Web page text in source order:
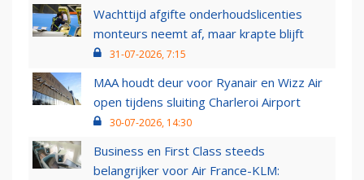
Wachttijd afgifte onderhoudslicenties
monteurs neemt af, maar krapte blijft
31-07-2026, 7:15
MAA houdt deur voor Ryanair en Wizz Air
open tijdens sluiting Charleroi Airport
30-07-2026, 14:30
Business en First Class steeds
belangrijker voor Air France-KLM: